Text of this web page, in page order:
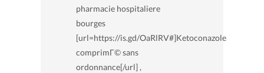
pharmacie hospitaliere
bourges
[url=https://is.gd/OaRlRV#]Ketoconazole
comprimГ© sans
ordonnance[/url] ,